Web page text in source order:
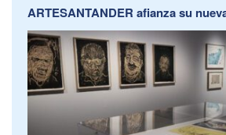
ARTESANTANDER afianza su